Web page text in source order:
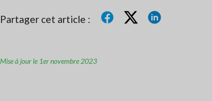
Partager cet article :
Mise à jour le 1er novembre 2023